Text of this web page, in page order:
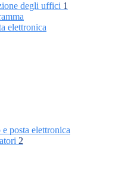
degli uffici 1
elettronica
posta elettronica
2